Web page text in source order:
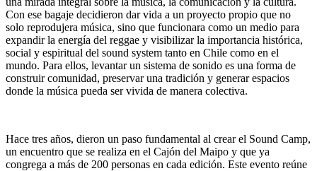
Con ese bagaje decidieron dar vida a un proyecto propio que no
solo reprodujera música, sino que funcionara como un medio para
expandir la energía del reggae y visibilizar la importancia histórica,
social y espiritual del sound system tanto en Chile como en el
mundo. Para ellos, levantar un sistema de sonido es una forma de
construir comunidad, preservar una tradición y generar espacios
donde la música pueda ser vivida de manera colectiva.
Hace tres años, dieron un paso fundamental al crear el Sound Camp,
un encuentro que se realiza en el Cajón del Maipo y que ya
congrega a más de 200 personas en cada edición. Este evento reúne